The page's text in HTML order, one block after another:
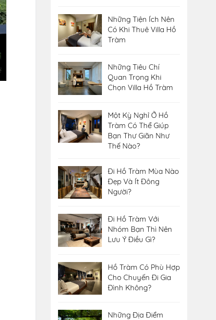
Những Tiện Ích Nên
Có Khi Thuê Villa Hồ
Tràm
Những Tiêu Chí
Quan Trọng Khi
Chọn Villa Hồ Tràm
Một Kỳ Nghỉ Ở Hồ
Tràm Có Thể Giúp
Bạn Thư Giãn Như
Thế Nào?
Đi Hồ Tràm Mùa Nào
Đẹp Và Ít Đông
Người?
Đi Hồ Tràm Với
Nhóm Bạn Thì Nên
Lưu Ý Điều Gì?
Hồ Tràm Có Phù Hợp
Cho Chuyến Đi Gia
Đình Không?
Những Địa Điểm